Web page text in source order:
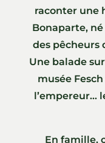
raconter une
Bonaparte,
des pêcheurs
Une balade
musée
l’empereur…
En famille,